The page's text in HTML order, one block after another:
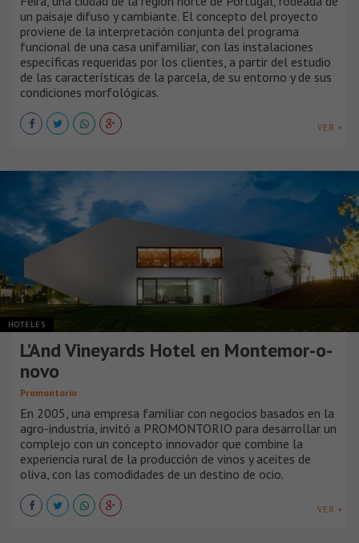
un paisaje difuso y cambiante. El concepto del proyecto
proviene de la interpretación conjunta del programa
funcional de una casa unifamiliar, con las instalaciones
específicas requeridas por los clientes, a partir del estudio
de las características de la parcela, de su entorno y de sus
condiciones morfológicas.
VER +
HOTELES
L’And Vineyards Hotel en Montemor-o-
novo
Promontorio
En 2005, una empresa familiar con negocios basados en la
agro-industria, invitó a PROMONTORIO para desarrollar un
complejo con un concepto innovador que combine la
experiencia rural de la producción de vinos y aceites de
oliva, con las comodidades de un destino de ocio.
VER +